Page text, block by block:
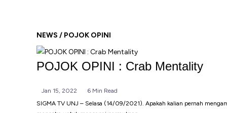
NEWS / POJOK OPINI
POJOK OPINI : Crab Mentality
Jan 15, 2022
6 Min Read
SIGMA TV UNJ – Selasa (14/09/2021). Apakah kalian pernah